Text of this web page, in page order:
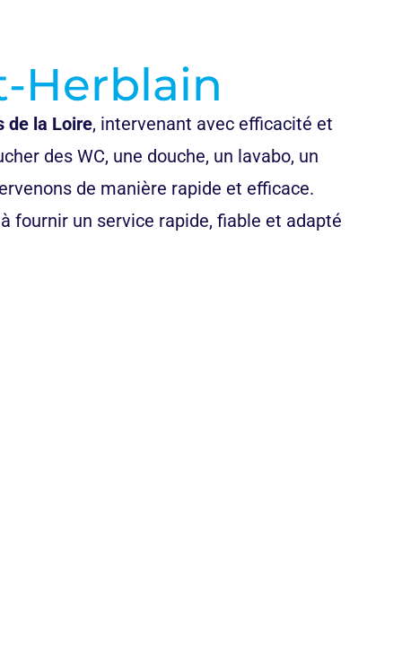
Herblain
de la Loire, intervenant avec efficacité et
des WC, une douche, un lavabo, un
de manière rapide et efficace.
fournir un service rapide, fiable et adapté